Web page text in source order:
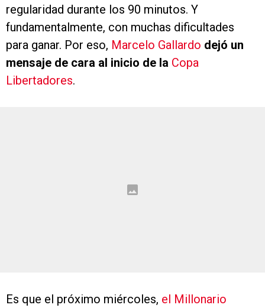
regularidad durante los 90 minutos. Y
fundamentalmente, con muchas dificultades
para ganar. Por eso, Marcelo Gallardo dejó un
mensaje de cara al inicio de la Copa
Libertadores.
Es que el próximo miércoles, el Millonario